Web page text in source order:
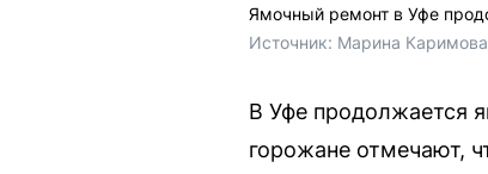
Ямочный ремонт в Уфе
Источник: Марина Каримова
В Уфе продолжается
горожане отмечают,